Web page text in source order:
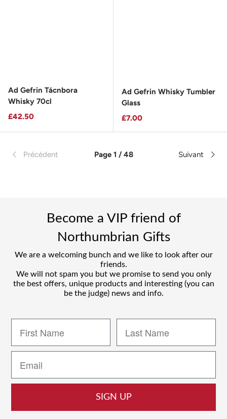
Ad Gefrin Tácnbora
Whisky 70cl
Prix habituel
£42.50
Ad Gefrin Whisky Tumbler
Glass
Prix habituel
£7.00
Précédent Page 1 / 48 Suivant
Become a VIP friend of
Northumbrian Gifts
We are a welcoming bunch and we like to look after our
friends.
We will not spam you but we promise to send you only
the best offers, unique products and interesting (you can
be the judge) news and info.
SIGN UP